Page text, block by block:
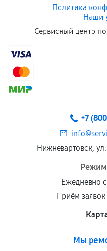
Политика
Наши
Сервисный центр
+7
Нижневартовск,
Ежедневно
Приём заявок
Мы